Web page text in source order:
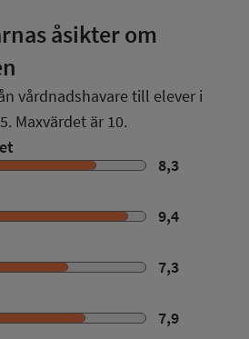
åsikter om
vårdnadshavare till elever i
. Maxvärdet är 10.
8,3
9,4
7,3
7,9